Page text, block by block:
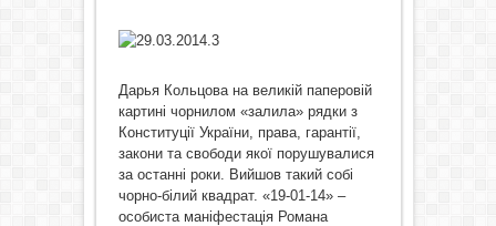
Дарья Кольцова на великій паперовій
картині чорнилом «залила» рядки з
Конституції України, права, гарантії,
закони та свободи якої порушувалися
за останні роки. Вийшов такий собі
чорно-білий квадрат. «19-01-14» –
особиста маніфестація Романа